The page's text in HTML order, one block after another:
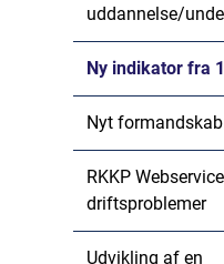
uddannelse/
Ny indikator fra
Nyt formandskab
RKKP
driftsproblemer
Udvikling af en